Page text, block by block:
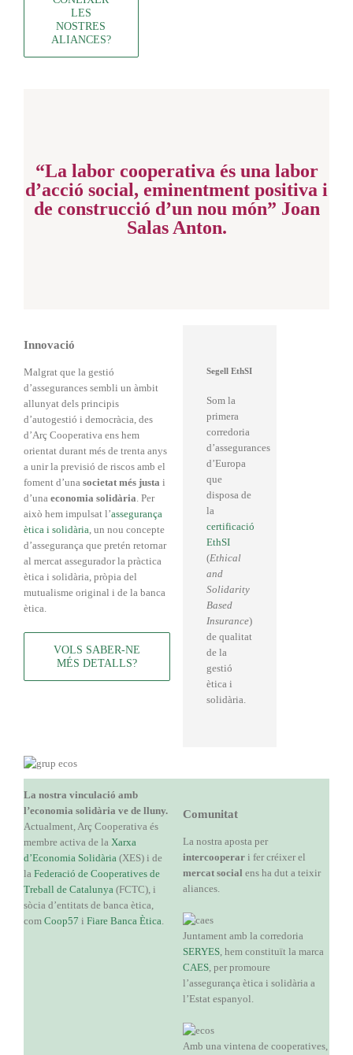
LES
NOSTRES
ALIANCES?
“La labor cooperativa és una labor
d’acció social, eminentment positiva i
de construcció d’un nou món” Joan
Salas Anton.
Innovació
Malgrat que la gestió
d’assegurances sembli un àmbit
allunyat dels principis
d’autogestió i democràcia, des
d’Arç Cooperativa ens hem
orientat durant més de trenta anys
a unir la previsió de riscos amb el
foment d’una societat més justa i
d’una economia solidària. Per
això hem impulsat l’assegurança
ètica i solidària, un nou concepte
d’assegurança que pretén retornar
al mercat assegurador la pràctica
ètica i solidària, pròpia del
mutualisme original i de la banca
ètica.
VOLS SABER-NE
MÉS DETALLS?
Segell EthSI
Som la
primera
corredoria
d’assegurances
d’Europa
que
disposa de
la
certificació
EthSI
(Ethical
and
Solidarity
Based
Insurance)
de qualitat
de la
gestió
ètica i
solidària.
La nostra vinculació amb
l’economia solidària ve de lluny.
Actualment, Arç Cooperativa és
membre activa de la Xarxa
d’Economia Solidària (XES) i de
la Federació de Cooperatives de
Treball de Catalunya (FCTC), i
sòcia d’entitats de banca ètica,
com Coop57 i Fiare Banca Ètica
Comunitat
La nostra aposta per
intercooperari fer créixer el
mercat social ens ha dut a teixir
aliances.
Juntament amb la corredoria
SERYES, hem constituït la marca
CAES, per promoure
l’assegurança ètica i solidària a
l’Estat espanyol.
Amb una vintena de cooperatives,